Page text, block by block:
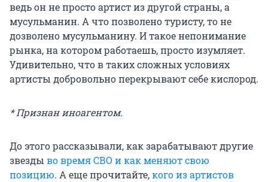
ведь он не просто артист из другой страны, а
мусульманин. А что позволено туристу, то не
дозволено мусульманину. И такое непонимание
рынка, на котором работаешь, просто изумляет.
Удивительно, что в таких сложных условиях
артисты добровольно перекрывают себе кислород.
* Признан иноагентом.
До этого рассказывали, как зарабатывают другие
звезды во время СВО и как меняют свою
позицию. А еще прочитайте,кого из артистов